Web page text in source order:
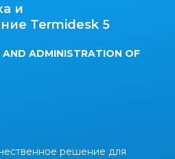
и
Termidesk 5
ADMINISTRATION OF
решение для